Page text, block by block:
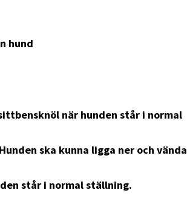
hund
när hunden står i normal
ska kunna ligga ner och vända
står i normal ställning.